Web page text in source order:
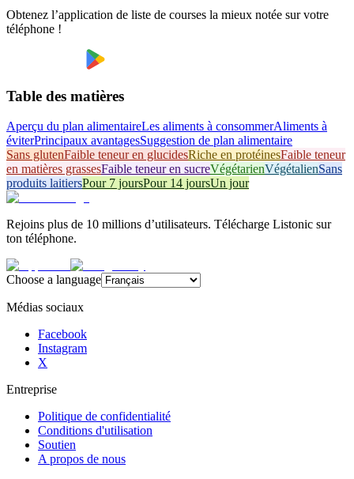
Obtenez l’application de liste de courses la mieux notée sur votre
téléphone !
Table des matières
Aperçu du plan alimentaireLes aliments à consommerAliments à
éviterPrincipaux avantagesSuggestion de plan alimentaire
Sans glutenFaible teneur en glucidesRiche en protéinesFaible teneur
en matières grassesFaible teneur en sucreVégétarienVégétalienSans
produits laitiersPour 7 joursPour 14 joursUn jour
Rejoins plus de 10 millions d’utilisateurs. Télécharge Listonic sur
ton téléphone.
Choose a language
Médias sociaux
Facebook
Instagram
X
Entreprise
Politique de confidentialité
Conditions d'utilisation
Soutien
A propos de nous